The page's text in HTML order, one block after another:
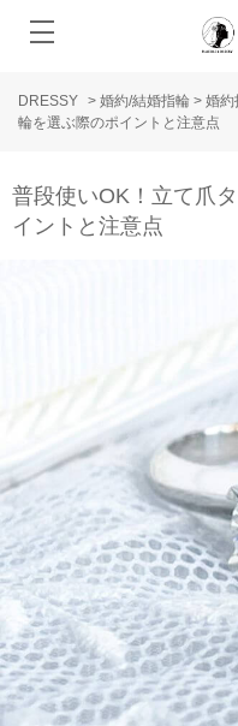
DRESSY > 婚約/結婚指輪 > 婚約
輪を選ぶ際のポイントと注意点
普段使いOK！立て爪
イントと注意点